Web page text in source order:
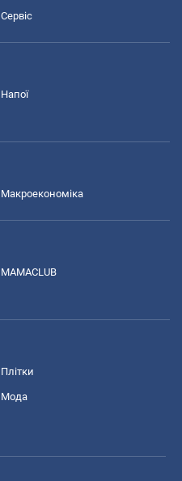
Сервіс
Напої
Макроекономіка
MAMACLUB
Плітки
Мода